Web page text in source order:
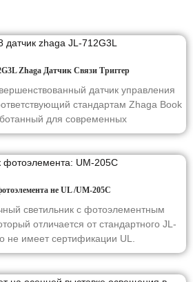
Zhaga Датчик Связи Триггер
датчик управления
стандартам Zhaga Book
для современных
не UL /UM-205C
светильник с фотоэлементным
отличается от стандартного JL-
не имеет сертификации UL.